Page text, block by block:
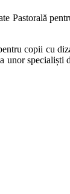
Pastorală
copii cu
unor